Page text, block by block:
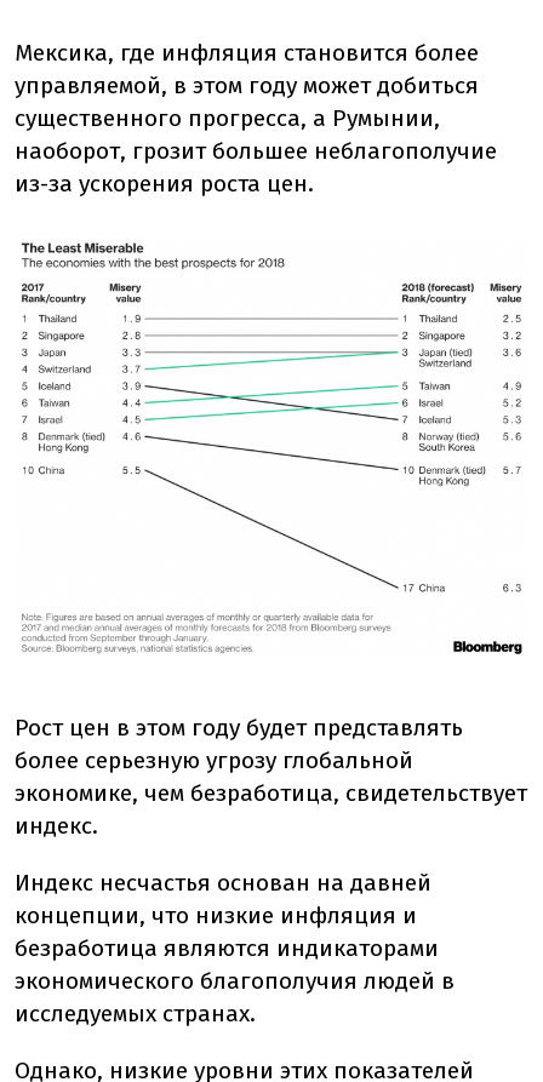
Мексика, где инфляция становится более
управляемой, в этом году может добиться
существенного прогресса, а Румынии,
наоборот, грозит большее неблагополучие
из-за ускорения роста цен.
Рост цен в этом году будет представлять
более серьезную угрозу глобальной
экономике, чем безработица, свидетельствует
индекс.
Индекс несчастья основан на давней
концепции, что низкие инфляция и
безработица являются индикаторами
экономического благополучия людей в
исследуемых странах.
Однако, низкие уровни этих показателей